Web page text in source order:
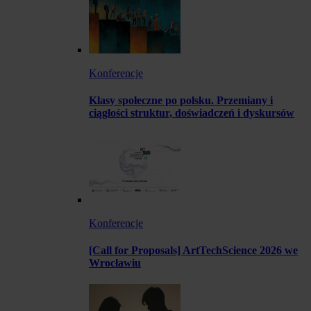
Konferencje
Klasy społeczne po polsku. Przemiany i
ciągłości struktur, doświadczeń i dyskursów
Konferencje
[Call for Proposals] ArtTechScience 2026 we
Wrocławiu